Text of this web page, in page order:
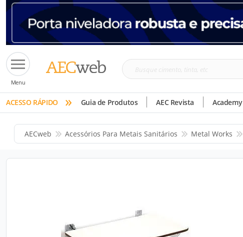
Menu
Busque
tinta,
etc
ACESSO RÁPIDO » Guia de Produtos AEC Revista Academy
AECweb Acessórios Para Metais Sanitários Metal Works